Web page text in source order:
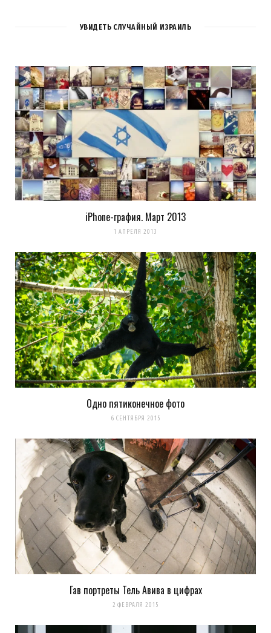
УВИДЕТЬ СЛУЧАЙНЫЙ ИЗРАИЛЬ
iPhone-графия. Март 2013
1 АПРЕЛЯ 2013
Одно пятиконечное фото
6 СЕНТЯБРЯ 2015
Гав портреты Тель Авива в цифрах
2 ФЕВРАЛЯ 2015